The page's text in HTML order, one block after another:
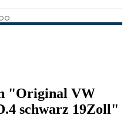
"Original VW
schwarz 19Zoll"